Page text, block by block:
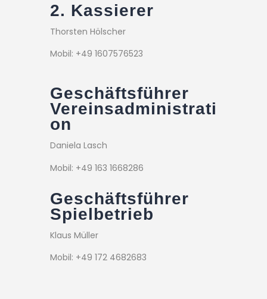
2. Kassierer
Thorsten Hölscher
Mobil: +49 1607576523
Geschäftsführer
Vereinsadministrati
on
Daniela Lasch
Mobil: +49 163 1668286
Geschäftsführer
Spielbetrieb
Klaus Müller
Mobil: +49 172 4682683